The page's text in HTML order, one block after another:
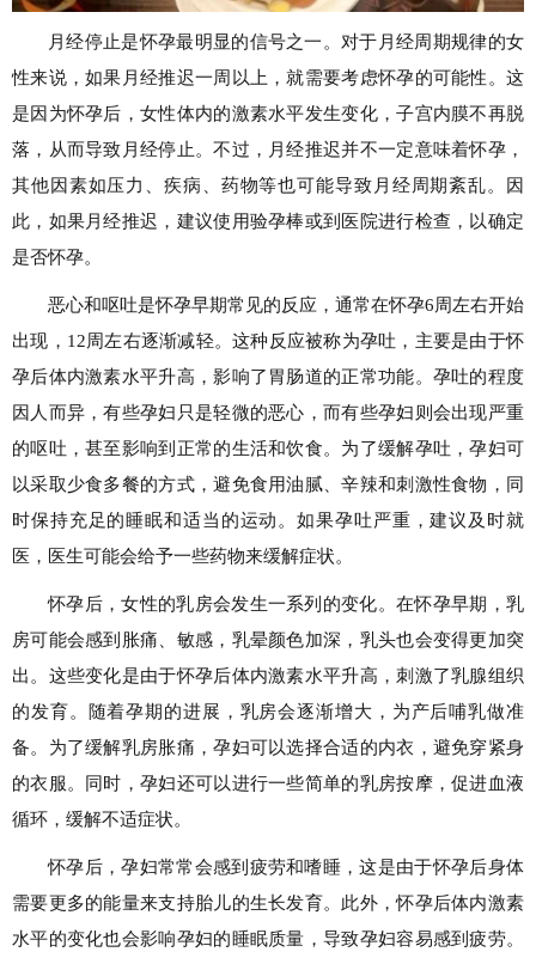
月经停止是怀孕最明显的信号之一。对于月经周期规律的女
性来说，如果月经推迟一周以上，就需要考虑怀孕的可能性。这
是因为怀孕后，女性体内的激素水平发生变化，子宫内膜不再脱
落，从而导致月经停止。不过，月经推迟并不一定意味着怀孕，
其他因素如压力、疾病、药物等也可能导致月经周期紊乱。因
此，如果月经推迟，建议使用验孕棒或到医院进行检查，以确定
是否怀孕。
恶心和呕吐是怀孕早期常见的反应，通常在怀孕6周左右开始
出现，12周左右逐渐减轻。这种反应被称为孕吐，主要是由于怀
孕后体内激素水平升高，影响了胃肠道的正常功能。孕吐的程度
因人而异，有些孕妇只是轻微的恶心，而有些孕妇则会出现严重
的呕吐，甚至影响到正常的生活和饮食。为了缓解孕吐，孕妇可
以采取少食多餐的方式，避免食用油腻、辛辣和刺激性食物，同
时保持充足的睡眠和适当的运动。如果孕吐严重，建议及时就
医，医生可能会给予一些药物来缓解症状。
怀孕后，女性的乳房会发生一系列的变化。在怀孕早期，乳
房可能会感到胀痛、敏感，乳晕颜色加深，乳头也会变得更加突
出。这些变化是由于怀孕后体内激素水平升高，刺激了乳腺组织
的发育。随着孕期的进展，乳房会逐渐增大，为产后哺乳做准
备。为了缓解乳房胀痛，孕妇可以选择合适的内衣，避免穿紧身
的衣服。同时，孕妇还可以进行一些简单的乳房按摩，促进血液
循环，缓解不适症状。
怀孕后，孕妇常常会感到疲劳和嗜睡，这是由于怀孕后身体
需要更多的能量来支持胎儿的生长发育。此外，怀孕后体内激素
水平的变化也会影响孕妇的睡眠质量，导致孕妇容易感到疲劳。